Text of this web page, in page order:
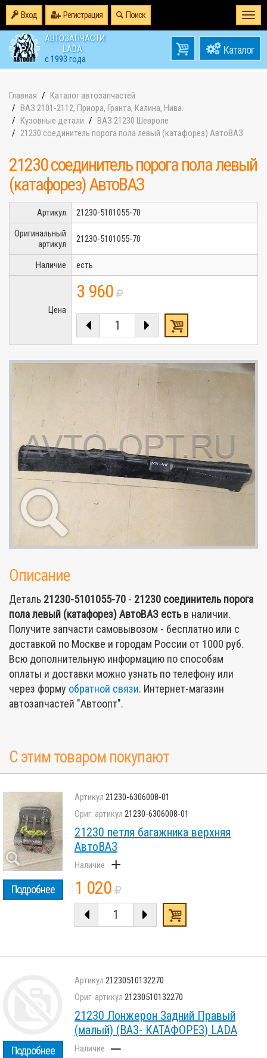
Вход Регистрация Поиск
АВТОЗАПЧАСТИ
LADA
с 1993 года
товаров0
на0
Главная
Каталог автозапчастей
ВАЗ 2101-2112, Приора, Гранта, Калина, Нива.
Кузовные детали
ВАЗ 21230 Шевроле
21230 соединитель порога пола левый (катафорез) АвтоВАЗ
21230 соединитель порога пола левый
(катафорез) АвтоВАЗ
Артикул
21230-5101055-70
Оригинальный
артикул
21230-5101055-70
Наличие есть
Цена
3 960
Описание
Деталь 21230-5101055-70 - 21230 соединитель порога
пола левый (катафорез) АвтоВАЗ естьв наличии.
Получите запчасти самовывозом - бесплатно или с
доставкой по Москве и городам России от 1000 руб.
Всю дополнительную информацию по способам
оплаты и доставки можно узнать по телефону или
через форму обратной связи. Интернет-магазин
автозапчастей "Автоопт".
С этим товаром покупают
Подробнее
21230-6306008-01
21230-6306008-01
21230 петля багажника верхняя
АвтоВАЗ
+
1 020
Подробнее
21230510132270
21230510132270
21230 Лонжерон Задний Правый
(малый) (ВАЗ- КАТАФОРЕЗ) LADA
–